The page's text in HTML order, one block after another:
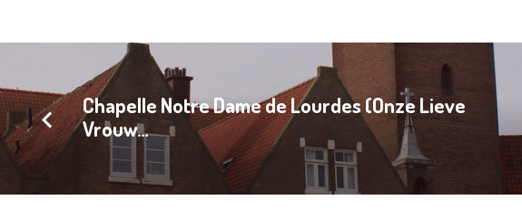
Antoine
Abbé
(St.
Antonius
Chapelle Notre Dame de Lourdes (Onze Lieve
Vrouw…